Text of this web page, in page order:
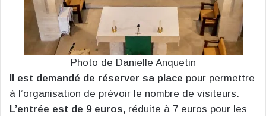
Photo de Danielle Anquetin
Il est demandé de réserver sa place pour permettre
à l’organisation de prévoir le nombre de visiteurs.
L’entrée est de 9 euros, réduite à 7 euros pour les